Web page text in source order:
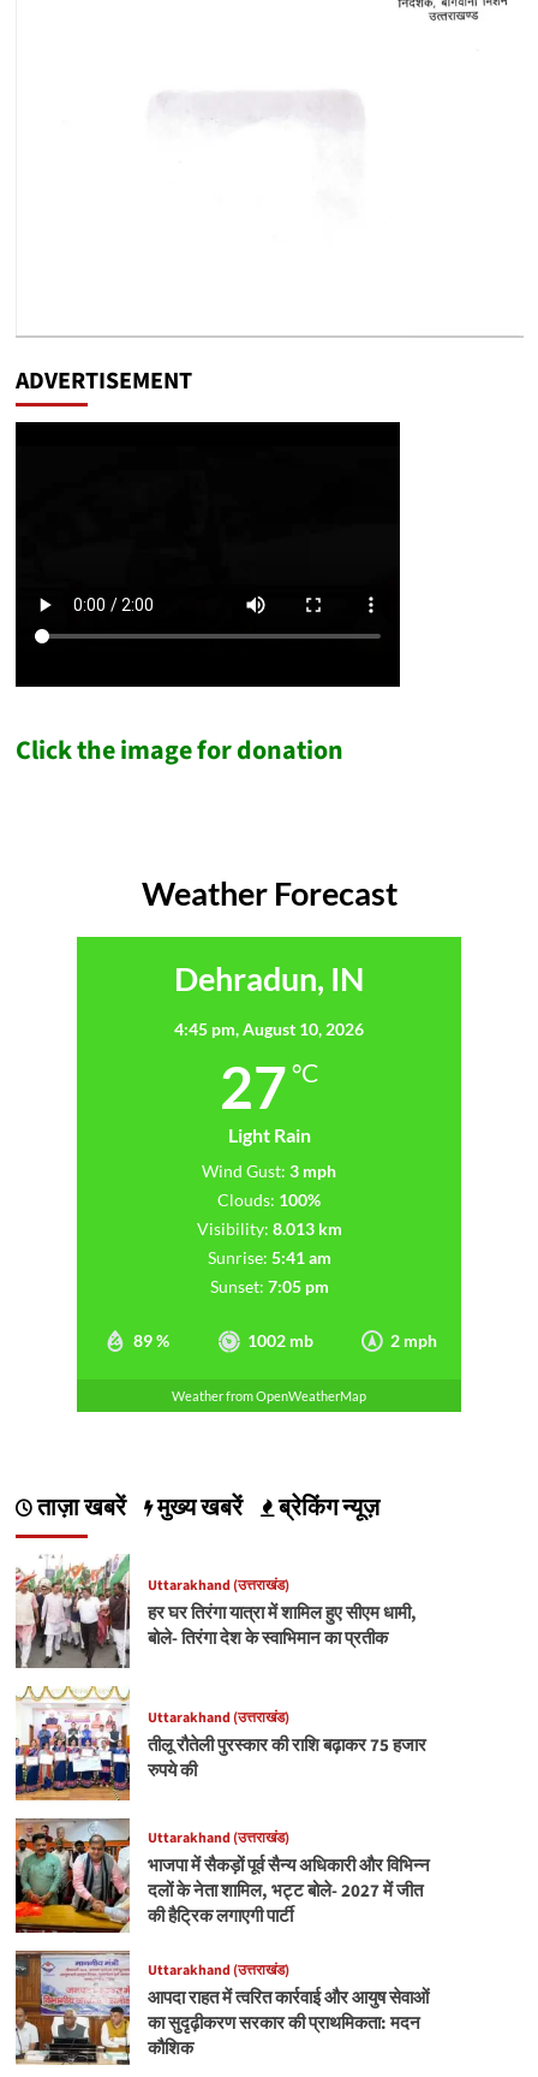
ADVERTISEMENT
Click the image for donation
Weather Forecast
Dehradun, IN
4:45 pm,August 10, 2026
27 °C
Light Rain
89 % 1002 mb 2 mph
Wind Gust: 3 mph
Clouds: 100%
Visibility: 8.013 km
Sunrise: 5:41 am
Sunset: 7:05 pm
Weather from OpenWeatherMap
ताज़ा खबरें मुख्य खबरें ब्रेकिंग न्यूज़
Uttarakhand (उत्तराखंड)
हर घर तिरंगा यात्रा में शामिल हुए सीएम धामी,
बोले- तिरंगा देश के स्वाभिमान का प्रतीक
Uttarakhand (उत्तराखंड)
तीलू रौतेली पुरस्कार की राशि बढ़ाकर 75 हजार
रुपये की
Uttarakhand (उत्तराखंड)
भाजपा में सैकड़ों पूर्व सैन्य अधिकारी और विभिन्न
दलों के नेता शामिल, भट्ट बोले- 2027 में जीत
की हैट्रिक लगाएगी पार्टी
Uttarakhand (उत्तराखंड)
आपदा राहत में त्वरित कार्रवाई और आयुष सेवाओं
का सुदृढ़ीकरण सरकार की प्राथमिकता: मदन
कौशिक